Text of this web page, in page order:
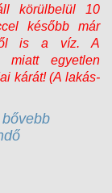
körülbelül 10
később már
is a víz. A
miatt egyetlen
kárát! (A lakás-